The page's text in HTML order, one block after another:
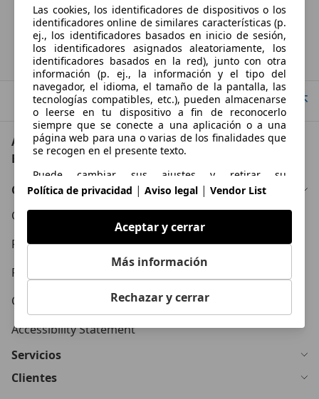
Ir arriba
AutoScout24: el mayor mercado de automoción de
Europa
Conócenos
Condiciones Generales
Política de Privacidad
Política de Cookies
Contacto
Accessibility Statement
Servicios
Clientes
Las cookies, los identificadores de dispositivos o los
identificadores online de similares características (p.
ej., los identificadores basados en inicio de sesión,
los identificadores asignados aleatoriamente, los
identificadores basados en la red), junto con otra
información (p. ej., la información y el tipo del
navegador, el idioma, el tamaño de la pantalla, las
tecnologías compatibles, etc.), pueden almacenarse
o leerse en tu dispositivo a fin de reconocerlo
siempre que se conecte a una aplicación o a una
página web para una o varias de los finalidades que
se recogen en el presente texto.
Puede cambiar sus ajustes y retirar su
consentimiento en cualquier momento a través del
Gestor de Privacidad en nuestra Política de
privacidad.
Propósitos
identificación mediante análisis de dispositivos
Publicidad y contenido personalizados, medición de
publicidad y contenido, investigación de audiencia y
desarrollo de servicios
Funciones esenciales de la página
Política de privacidad | Aviso legal | Vendor List
Aceptar y cerrar
Más información
Rechazar y cerrar